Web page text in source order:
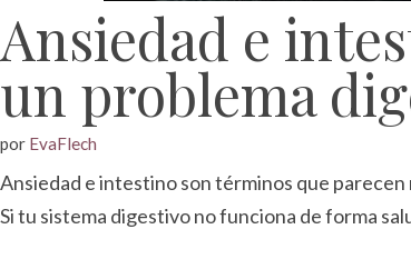
Ansiedad e
un problema
por EvaFlech
Ansiedad e intestino son términos que
Si tu sistema digestivo no funciona de forma